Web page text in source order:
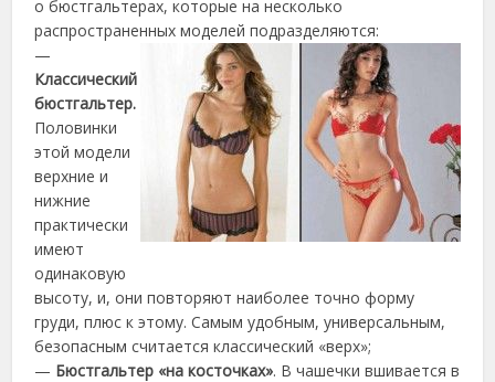
о бюстгальтерах, которые на несколько
распространенных моделей подразделяются:
—
Классический
бюстгальтер.
Половинки
этой модели
верхние и
нижние
практически
имеют
одинаковую
высоту, и, они повторяют наиболее точно форму
груди, плюс к этому. Самым удобным, универсальным,
безопасным считается классический «верх»;
— Бюстгальтер «на косточках». В чашечки вшивается в